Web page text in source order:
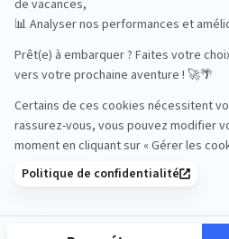
Actif
Adult only
Aventure